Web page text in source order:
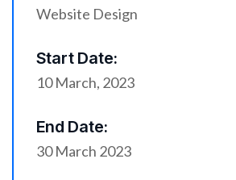
Website Design
Start Date:
10 March, 2023
End Date:
30 March 2023